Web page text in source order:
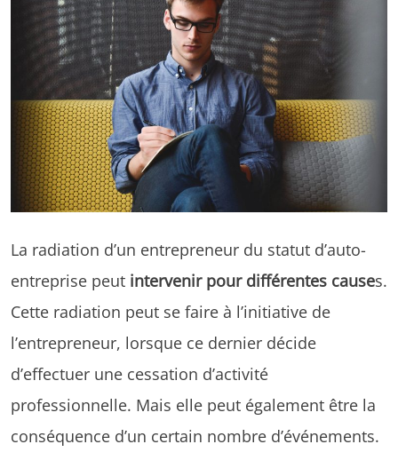
La radiation d’un entrepreneur du statut d’auto-
entreprise peut intervenir pour différentes causes.
Cette radiation peut se faire à l’initiative de
l’entrepreneur, lorsque ce dernier décide
d’effectuer une cessation d’activité
professionnelle. Mais elle peut également être la
conséquence d’un certain nombre d’événements.